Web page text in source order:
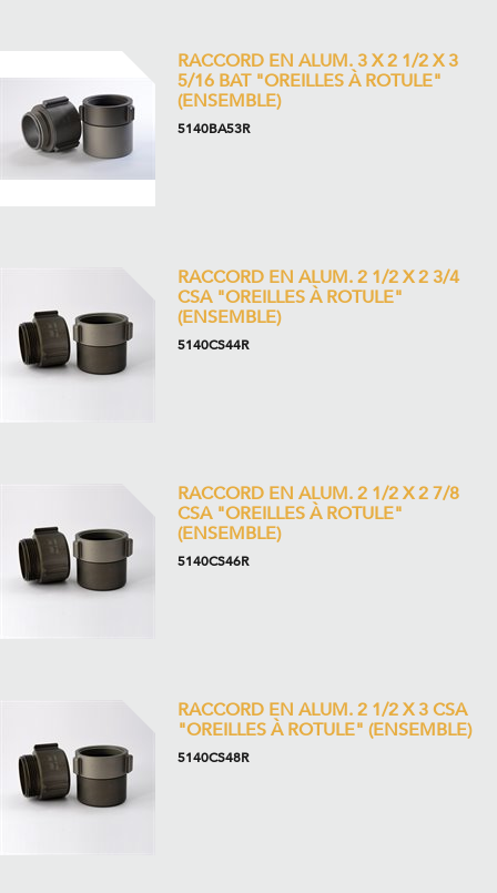
RACCORD EN ALUM. 3 X 2 1/2 X 3
5/16 BAT "OREILLES À ROTULE"
(ENSEMBLE)
5140BA53R
RACCORD EN ALUM. 2 1/2 X 2 3/4
CSA "OREILLES À ROTULE"
(ENSEMBLE)
5140CS44R
RACCORD EN ALUM. 2 1/2 X 2 7/8
CSA "OREILLES À ROTULE"
(ENSEMBLE)
5140CS46R
RACCORD EN ALUM. 2 1/2 X 3 CSA
"OREILLES À ROTULE" (ENSEMBLE)
5140CS48R